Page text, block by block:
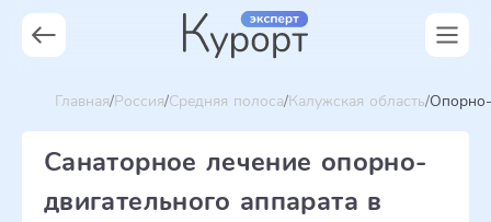
Главная Россия Средняя полоса Калужская область Опорно-
Санаторное лечение опорно-
двигательного аппарата в